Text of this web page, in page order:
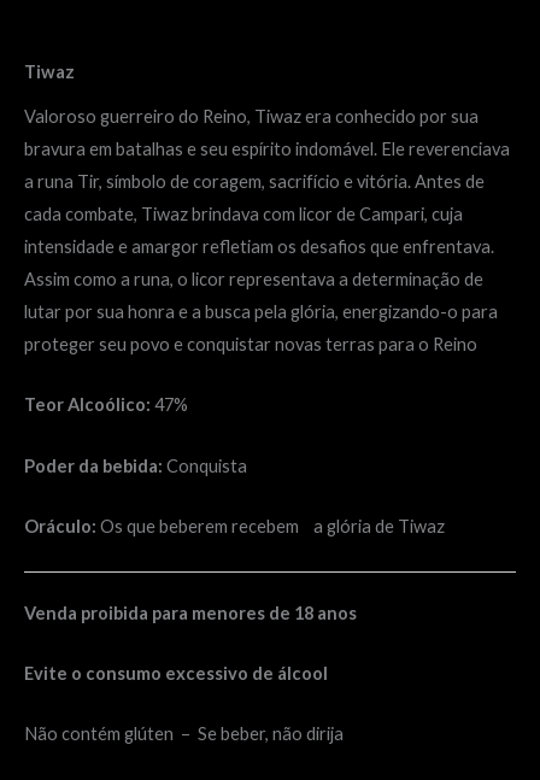
Tiwaz
Valoroso guerreiro do Reino, Tiwaz era conhecido por sua
bravura em batalhas e seu espírito indomável. Ele reverenciava
a runa Tir, símbolo de coragem, sacrifício e vitória. Antes de
cada combate, Tiwaz brindava com licor de Campari, cuja
intensidade e amargor refletiam os desafios que enfrentava.
Assim como a runa, o licor representava a determinação de
lutar por sua honra e a busca pela glória, energizando-o para
proteger seu povo e conquistar novas terras para o Reino
Teor Alcoólico: 47%
Poder da bebida: Conquista
Oráculo: Os que beberem recebem a glória de Tiwaz
Venda proibida para menores de 18 anos
Evite o consumo excessivo de álcool
Não contém glúten – Se beber, não dirija